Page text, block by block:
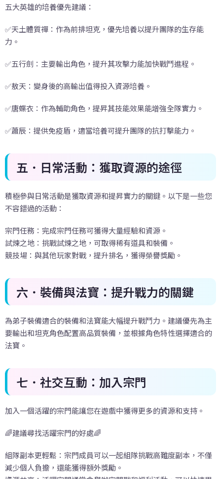
五大英雄的培養優先建議：
✅天土體質禪：作為前排坦克，優先培養以提升團隊的生存能
力。
✅五行劍：主要輸出角色，提升其攻擊力能加快戰鬥進程。
✅敖天：變身後的高輸出值得投入資源培養。
✅唐蝶衣：作為輔助角色，提昇其技能效果能增強全隊實力。
✅蕭辰：提供免疫盾，適當培養可提升團隊的抗打擊能力。
五．日常活動：獲取資源的途徑
積極參與日常活動是獲取資源和提昇實力的關鍵。以下是一些您
不容錯過的活動：
宗門任務：完成宗門任務可獲得大量經驗和資源。
試煉之地：挑戰試煉之地，可取得稀有道具和裝備。
競技場：與其他玩家對戰，提升排名，獲得榮譽獎勵。
六．裝備與法寶：提升戰力的關鍵
為弟子裝備適合的裝備和法寶能大幅提升戰鬥力。建議優先為主
要輸出和坦克角色配置高品質裝備，並根據角色特性選擇適合的
法寶。
七．社交互動：加入宗門
加入一個活躍的宗門能讓您在遊戲中獲得更多的資源和支持。
🌈建議尋找活躍宗門的好處🌈
組隊副本更輕鬆：宗門成員可以一起組隊挑戰高難度副本，不僅
減少個人負擔，還能獲得額外獎勵。